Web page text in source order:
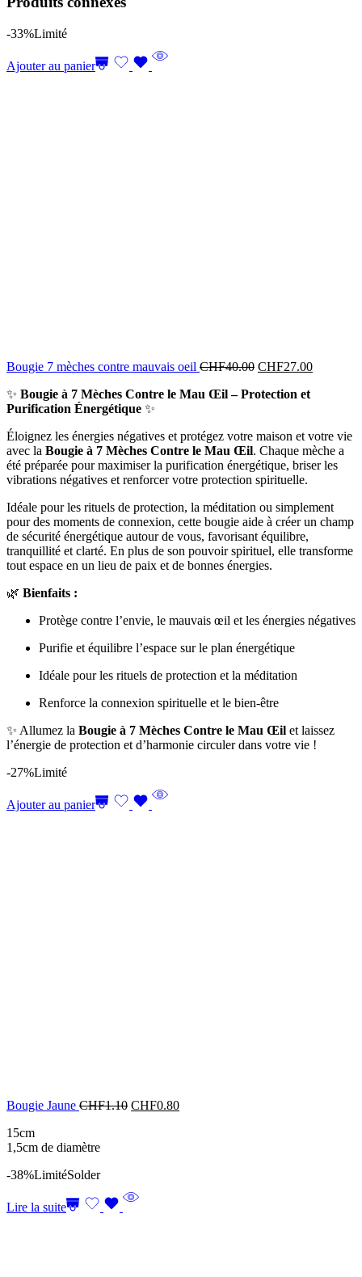
-33%Limité
Ajouter au panier
Bougie 7 mèches contre mauvais oeil CHF40.00 CHF27.00
✨ Bougie à 7 Mèches Contre le Mau Œil – Protection et
Purification Énergétique ✨
Éloignez les énergies négatives et protégez votre maison et votre vie
avec la Bougie à 7 Mèches Contre le Mau Œil. Chaque mèche a
été préparée pour maximiser la purification énergétique, briser les
vibrations négatives et renforcer votre protection spirituelle.
Idéale pour les rituels de protection, la méditation ou simplement
pour des moments de connexion, cette bougie aide à créer un champ
de sécurité énergétique autour de vous, favorisant équilibre,
tranquillité et clarté. En plus de son pouvoir spirituel, elle transforme
tout espace en un lieu de paix et de bonnes énergies.
🌿 Bienfaits :
Protège contre l’envie, le mauvais œil et les énergies négatives
Purifie et équilibre l’espace sur le plan énergétique
Idéale pour les rituels de protection et la méditation
Renforce la connexion spirituelle et le bien-être
✨ Allumez la Bougie à 7 Mèches Contre le Mau Œil et laissez
l’énergie de protection et d’harmonie circuler dans votre vie !
-27%Limité
Ajouter au panier
Bougie Jaune CHF1.10 CHF0.80
15cm
1,5cm de diamètre
-38%LimitéSolder
Lire la suite